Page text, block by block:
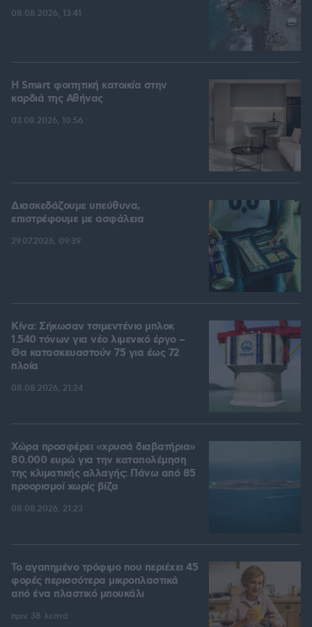
08.08.2026, 13:41
Η Smart φοιτητική κατοικία στην
καρδιά της Αθήνας
03.08.2026, 10:56
Διασκεδάζουμε υπεύθυνα,
επιστρέφουμε με ασφάλεια
29.07.2026, 09:39
Κίνα: Σήκωσαν τσιμεντένιο μπλοκ
1.540 τόνων για νέο λιμενικό έργο –
Θα κατασκευαστούν 75 για έως 72
πλοία
08.08.2026, 21:24
Χώρα προσφέρει «χρυσά διαβατήρια»
80.000 ευρώ για την καταπολέμηση
της κλιματικής αλλαγής: Πάνω από 85
προορισμοί χωρίς βίζα
08.08.2026, 21:23
Το αγαπημένο τρόφιμο που περιέχει 45
φορές περισσότερα μικροπλαστικά
από ένα πλαστικό μπουκάλι
πριν 38 λεπτά